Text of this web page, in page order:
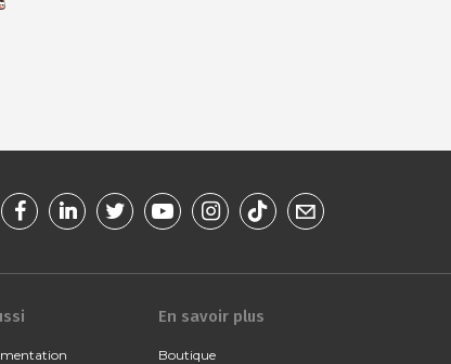
En savoir plus
Boutique